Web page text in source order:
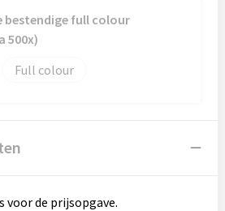
bestendige full colour
500x)
Full colour
voor de prijsopgave.